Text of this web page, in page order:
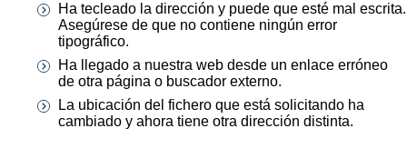
Ha tecleado la dirección y puede que esté mal escrita.
Asegúrese de que no contiene ningún error
tipográfico.
Ha llegado a nuestra web desde un enlace erróneo
de otra página o buscador externo.
La ubicación del fichero que está solicitando ha
cambiado y ahora tiene otra dirección distinta.